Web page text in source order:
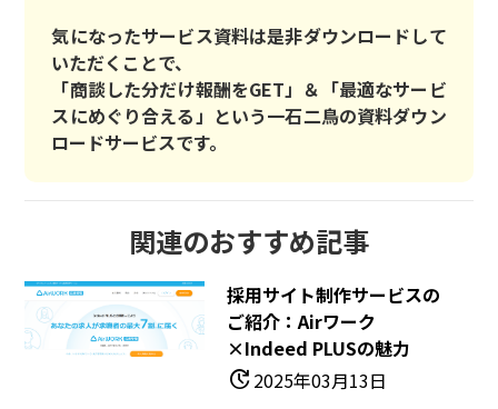
気になったサービス資料は是非ダウンロードして
いただくことで、
「商談した分だけ報酬をGET」＆「最適なサービ
スにめぐり合える」という一石二鳥の資料ダウン
ロードサービスです。
関連のおすすめ記事
採用サイト制作サービスの
ご紹介：Airワーク
×Indeed PLUSの魅力
update2025年03月13日